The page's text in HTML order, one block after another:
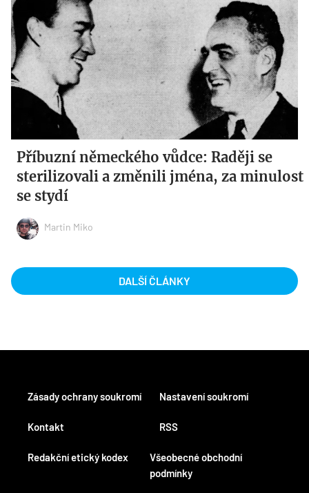
Příbuzní německého vůdce: Raději se
sterilizovali a změnili jména, za minulost
se stydí
Martin Miko
DALŠÍ ČLÁNKY
Kontakt
Redakční etický kodex
RSS
Všeobecné obchodní
podmínky
Zásady ochrany soukromí Nastavení soukromí